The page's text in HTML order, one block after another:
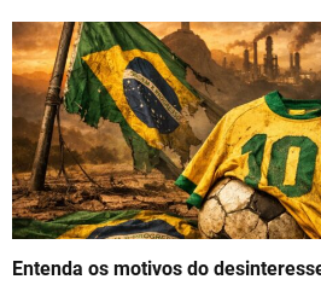
a
v
i
g
a
t
Entenda os motivos do